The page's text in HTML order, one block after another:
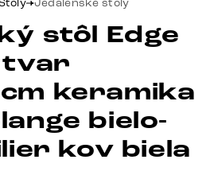
Jedálenské stoly
stôl Edge
tvar
keramika
bielo-
kov biela